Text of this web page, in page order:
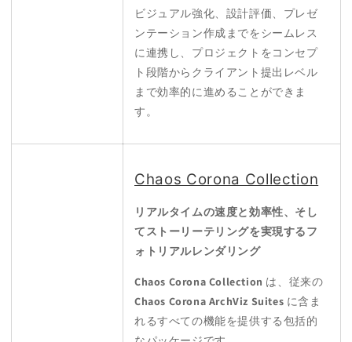
ビジュアル強化、設計評価、プレゼ
ンテーション作成までをシームレス
に連携し、プロジェクトをコンセプ
ト段階からクライアント提出レベル
まで効率的に進めることができま
す。
Chaos Corona Collection
リアルタイムの速度と効率性、そし
てストーリーテリングを実現するフ
ォトリアルレンダリング
Chaos Corona Collection は、従来の
Chaos Corona ArchViz Suites に含ま
れるすべての機能を提供する包括的